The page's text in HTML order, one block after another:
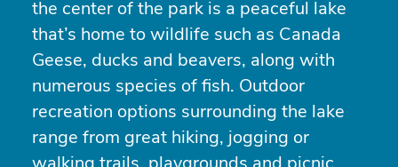
the center of the park is a peaceful lake
that’s home to wildlife such as Canada
Geese, ducks and beavers, along with
numerous species of fish. Outdoor
recreation options surrounding the lake
range from great hiking, jogging or